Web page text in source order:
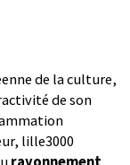
de la culture,
de son
lille3000